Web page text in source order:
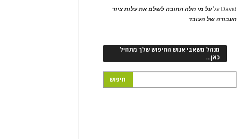
David עלעל מי חלה החובה לשלם את עלות ציוד
העבודה של העובד
מנהל משאבי אנוש החיפוש שלך מתחיל
כאן…